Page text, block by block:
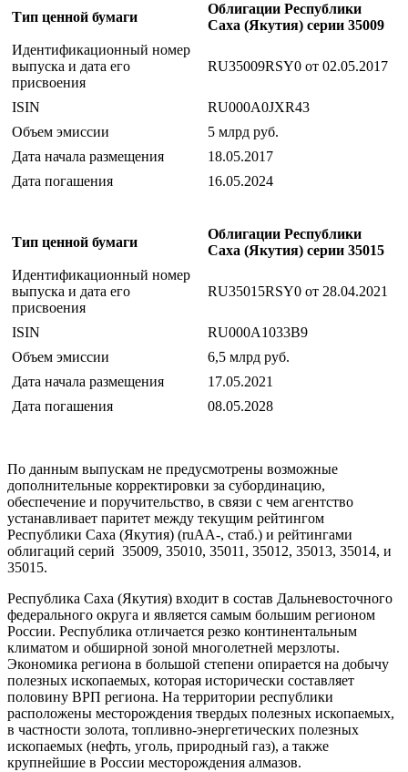
Тип ценной бумаги
Облигации Республики
Саха (Якутия) серии 35009
Идентификационный номер
выпуска и дата его
присвоения
RU35009RSY0 от 02.05.2017
ISIN
RU000A0JXR43
Объем эмиссии
5 млрд руб.
Дата начала размещения
18.05.2017
Дата погашения
16.05.2024
Тип ценной бумаги
Облигации Республики
Саха (Якутия) серии 35015
Идентификационный номер
выпуска и дата его
присвоения
RU35015RSY0 от 28.04.2021
ISIN
RU000A1033B9
Объем эмиссии
6,5 млрд руб.
Дата начала размещения
17.05.2021
Дата погашения
08.05.2028
По данным выпускам не предусмотрены возможные
дополнительные корректировки за субординацию,
обеспечение и поручительство, в связи с чем агентство
устанавливает паритет между текущим рейтингом
Республики Саха (Якутия) (ruAA-, стаб.) и рейтингами
облигаций серий 35009, 35010, 35011, 35012, 35013, 35014, и
35015.
Республика Саха (Якутия) входит в состав Дальневосточного
федерального округа и является самым большим регионом
России. Республика отличается резко континентальным
климатом и обширной зоной многолетней мерзлоты.
Экономика региона в большой степени опирается на добычу
полезных ископаемых, которая исторически составляет
половину ВРП региона. На территории республики
расположены месторождения твердых полезных ископаемых,
в частности золота, топливно-энергетических полезных
ископаемых (нефть, уголь, природный газ), а также
крупнейшие в России месторождения алмазов.